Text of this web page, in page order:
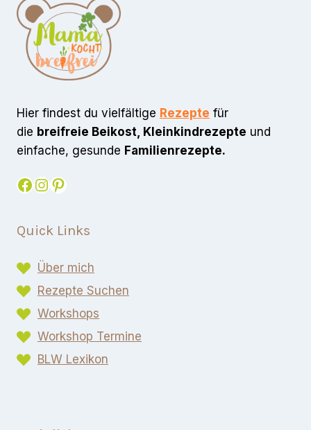
Hier findest du vielfältige Rezepte für
die breifreie Beikost, Kleinkindrezepte und
einfache, gesunde Familienrezepte.
Facebook
Instagram
Pinterest
Quick Links
Über mich
Rezepte Suchen
Workshops
Workshop Termine
BLW Lexikon​